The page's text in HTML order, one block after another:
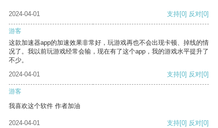
2024-04-01 支持[0] 反对[0]
游客
这款加速器app的加速效果非常好，玩游戏再也不会出现卡顿、掉线的情
况了。我以前玩游戏经常会输，现在有了这个app，我的游戏水平提升了
不少。
2024-04-01
支持[0] 反对[0]
游客
我喜欢这个软件 作者加油
2024-04-01 支持[0] 反对[0]